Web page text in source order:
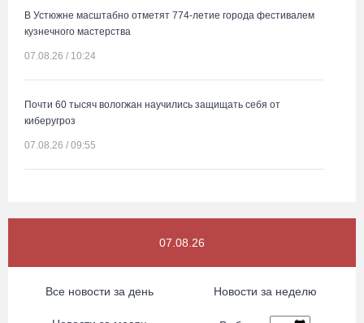
В Устюжне масштабно отметят 774-летие города фестивалем
кузнечного мастерства
07.08.26 / 10:24
Почти 60 тысяч вологжан научились защищать себя от
киберугроз
07.08.26 / 09:55
ветеранов и пенсионеров
07.08.26
Все новости за день Новости за неделю